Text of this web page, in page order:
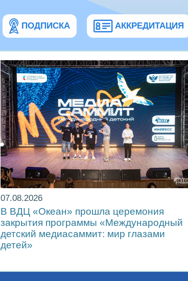
ПОДПИСКА АККРЕДИТАЦИЯ
07.08.2026
В ВДЦ «Океан» прошла церемония
закрытия программы «Международный
детский медиасаммит: мир глазами
детей»